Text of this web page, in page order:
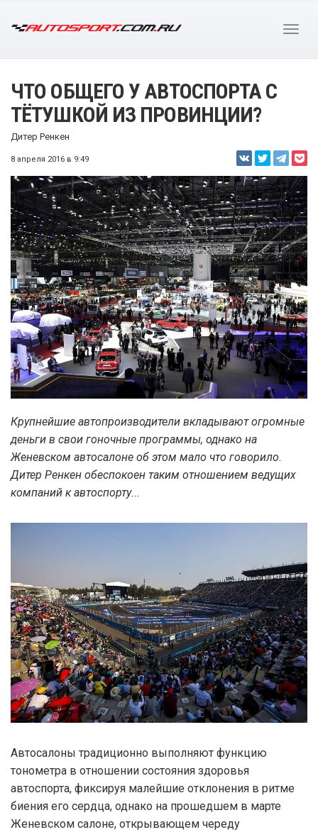
ЧТО ОБЩЕГО У АВТОСПОРТА С
ТЁТУШКОЙ ИЗ ПРОВИНЦИИ?
Дитер Ренкен
8 апреля 2016 в 9:49
Крупнейшие автопроизводители вкладывают огромные
деньги в свои гоночные программы, однако на
Женевском автосалоне об этом мало что говорило.
Дитер Ренкен обеспокоен таким отношением ведущих
компаний к автоспорту...
Автосалоны традиционно выполняют функцию
тонометра в отношении состояния здоровья
автоспорта, фиксируя малейшие отклонения в ритме
биения его сердца, однако на прошедшем в марте
Женевском салоне, открывающем череду